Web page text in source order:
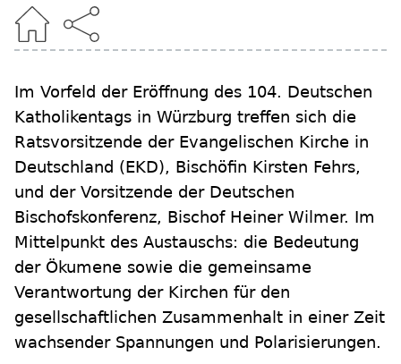
Im Vorfeld der Eröffnung des 104. Deutschen
Katholikentags in Würzburg treffen sich die
Ratsvorsitzende der Evangelischen Kirche in
Deutschland (EKD), Bischöfin Kirsten Fehrs,
und der Vorsitzende der Deutschen
Bischofskonferenz, Bischof Heiner Wilmer. Im
Mittelpunkt des Austauschs: die Bedeutung
der Ökumene sowie die gemeinsame
Verantwortung der Kirchen für den
gesellschaftlichen Zusammenhalt in einer Zeit
wachsender Spannungen und Polarisierungen.